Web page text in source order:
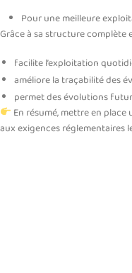
Pour une meilleure
Grâce à sa structure complète
facilite l’exploitation
améliore la traçabilité des
permet des évolutions
En résumé, mettre en
aux exigences réglementaires